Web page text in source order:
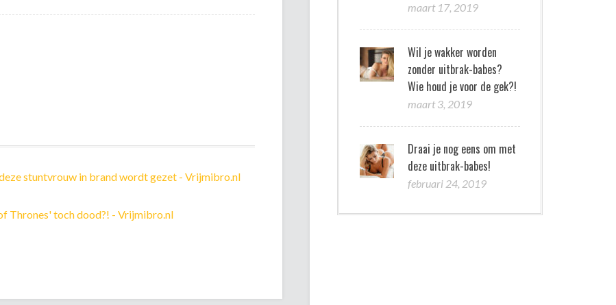
stuntvrouw in brand wordt gezet - Vrijmibro.nl
Thrones' toch dood?! - Vrijmibro.nl
maart 17, 2019
Wil je wakker worden
zonder uitbrak-babes?
Wie houd je voor de gek?!
maart 3, 2019
Draai je nog eens om met
deze uitbrak-babes!
februari 24, 2019